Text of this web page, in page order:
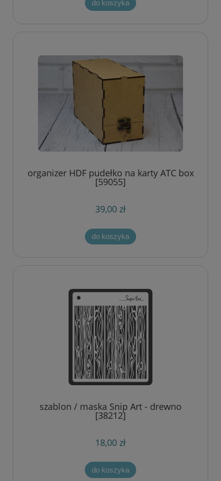
do koszyka
organizer HDF pudełko na karty ATC box
[59055]
39,00 zł
do koszyka
szablon / maska Snip Art - drewno
[38212]
18,00 zł
do koszyka